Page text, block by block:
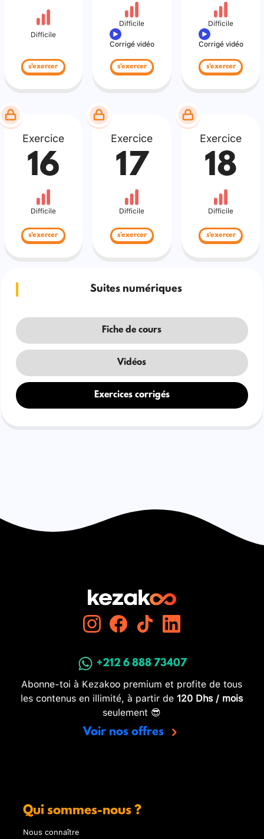
Difficile
s'exercer
Difficile
Corrigé vidéo
s'exercer
Difficile
Corrigé vidéo
s'exercer
Exercice
16
Difficile
s'exercer
Exercice
17
Difficile
s'exercer
Exercice
18
Difficile
s'exercer
Suites numériques
Fiche de cours
Vidéos
Exercices corrigés
+212 6 888 73407
Abonne-toi à Kezakoo premium et profite de tous
les contenus en illimité, à partir de 120 Dhs / mois
seulement 😎
Voir nos offres
Qui sommes-nous ?
Nous connaître